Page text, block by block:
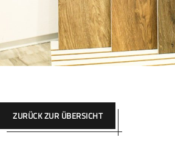
ZURÜCK ZUR ÜBERSICHT